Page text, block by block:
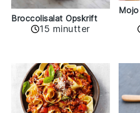
Broccolisalat Opskrift
15 minutter